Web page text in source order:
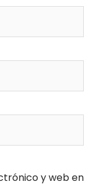
y web en